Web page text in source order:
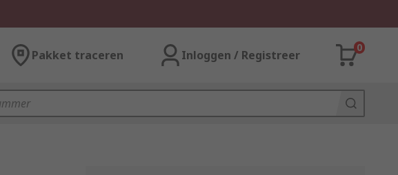
Pakket traceren Inloggen / Registreer
0